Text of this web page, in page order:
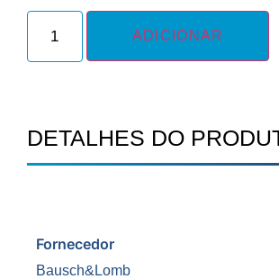
ADICIONAR
DETALHES DO
Fornecedor
Bausch&Lomb